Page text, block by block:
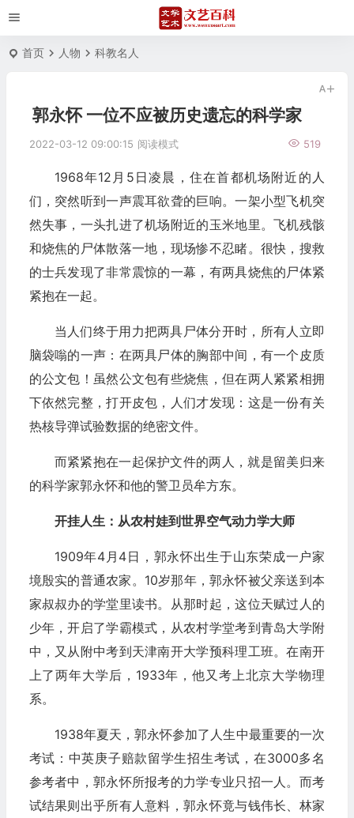
首页 人物 科教名人
郭永怀 一位不应被历史遗忘的科学家
2022-03-12 09:00:15 519
阅读模式
1968年12月5日凌晨，住在首都机场附近的人
们，突然听到一声震耳欲聋的巨响。一架小型飞机突
然失事，一头扎进了机场附近的玉米地里。飞机残骸
和烧焦的尸体散落一地，现场惨不忍睹。很快，搜救
的士兵发现了非常震惊的一幕，有两具烧焦的尸体紧
紧抱在一起。
当人们终于用力把两具尸体分开时，所有人立即
脑袋嗡的一声：在两具尸体的胸部中间，有一个皮质
的公文包！虽然公文包有些烧焦，但在两人紧紧相拥
下依然完整，打开皮包，人们才发现：这是一份有关
热核导弹试验数据的绝密文件。
而紧紧抱在一起保护文件的两人，就是留美归来
的科学家郭永怀和他的警卫员牟方东。
开挂人生：从农村娃到世界空气动力学大师
1909年4月4日，郭永怀出生于山东荣成一户家
境殷实的普通农家。10岁那年，郭永怀被父亲送到本
家叔叔办的学堂里读书。从那时起，这位天赋过人的
少年，开启了学霸模式，从农村学堂考到青岛大学附
中，又从附中考到天津南开大学预科理工班。在南开
上了两年大学后，1933年，他又考上北京大学物理
系。
1938年夏天，郭永怀参加了人生中最重要的一次
考试：中英庚子赔款留学生招生考试，在3000多名
参考者中，郭永怀所报考的力学专业只招一人。而考
试结果则出乎所有人意料，郭永怀竟与钱伟长、林家